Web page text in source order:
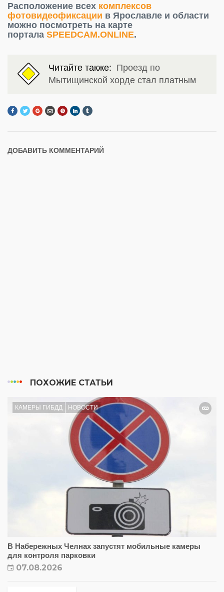
Расположение всех комплексов
фотовидеофиксации в Ярославле и области
можно посмотреть на карте
портала SPEEDCAM.ONLINE.
Читайте также: Проезд по
Мытищинской хорде стал платным
ДОБАВИТЬ КОММЕНТАРИЙ
ПОХОЖИЕ СТАТЬИ
КАМЕРЫ ГИБДД НОВОСТИ
В Набережных Челнах запустят мобильные камеры
для контроля парковки
07.08.2026